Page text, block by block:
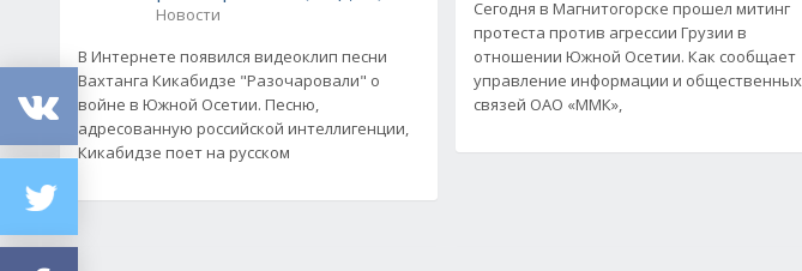
Новости
В Интернете появился видеоклип песни
Вахтанга Кикабидзе "Разочаровали" о
войне в Южной Осетии. Песню,
адресованную российской интеллигенции,
Кикабидзе поет на русском
Сегодня в Магнитогорске прошел митинг
протеста против агрессии Грузии в
отношении Южной Осетии. Как сообщает
управление информации и общественных
связей ОАО «ММК»,